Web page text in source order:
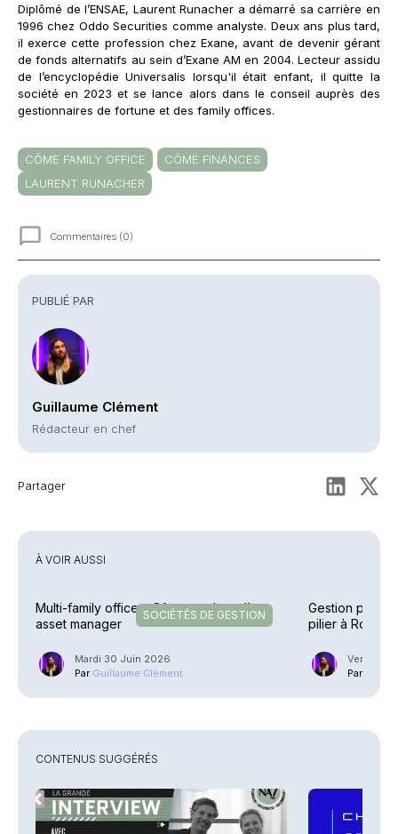
PUBLIÉ PAR
Guillaume Clément
Rédacteur en chef
Partager
Diplômé de l’ENSAE, Laurent Runacher a démarré sa carrière en
1996 chez Oddo Securities comme analyste. Deux ans plus tard,
il exerce cette profession chez Exane, avant de devenir gérant
de fonds alternatifs au sein d’Exane AM en 2004. Lecteur assidu
de l’encyclopédie Universalis lorsqu'il était enfant, il quitte la
société en 2023 et se lance alors dans le conseil auprès des
gestionnaires de fortune et des family offices.
CÔME FAMILY OFFICE
CÔME FINANCES
LAURENT RUNACHER
Commentaires (0)
À VOIR AUSSI
SOCIÉTÉS DE GESTION
Multi-family office – Côme se dote d’un
asset manager
Mardi 30 Juin 2026
Par Guillaume Clément
Gestion
pilier à Rouen
Vendredi
Par
CONTENUS SUGGÉRÉS